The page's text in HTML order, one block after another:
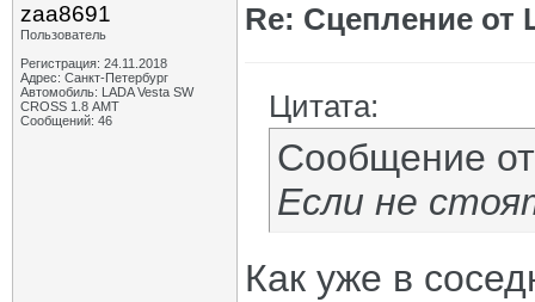
zaa8691
Пользователь
Регистрация: 24.11.2018
Адрес: Санкт-Петербург
Автомобиль: LADA Vesta SW
CROSS 1.8 АМТ
Сообщений: 46
Re: Сцепление
Цитата:
Сообщение
Если не
Как уже в